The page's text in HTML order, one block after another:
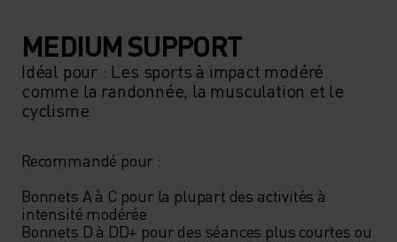
MEDIUM SUPPORT
Idéal pour : Les sports à impact modéré
comme la randonnée, la musculation et le
cyclisme
Recommandé pour :
Bonnets A à C pour la plupart des activités à
intensité modérée
Bonnets D à DD+ pour des séances plus courtes ou